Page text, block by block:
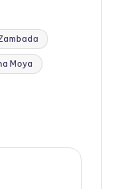
Moya